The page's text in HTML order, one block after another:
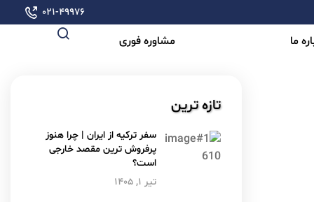
۰۲۱-۴۹۹۷۶
ما مشاوره فوری
تازه ترین
تیر ۱, ۱۴۰۵
سفر ترکیه از ایران | چرا هنوز
پرفروش ترین مقصد خارجی
است؟